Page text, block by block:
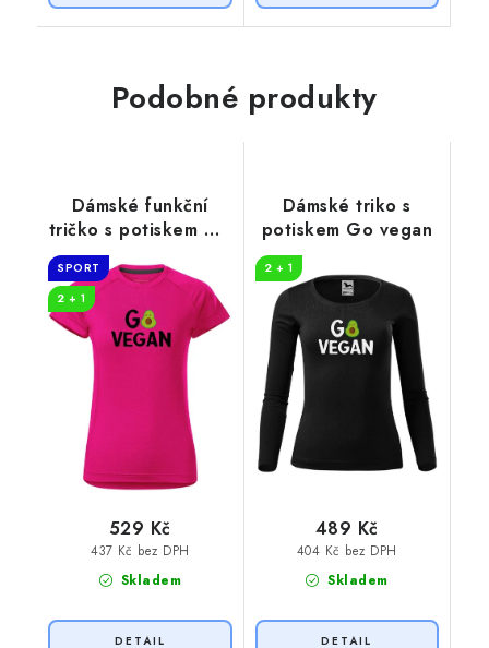
Podobné produkty
Dámské funkční
tričko s potiskem Go
SPORT
2 + 1
Skladem
437 Kč bez DPH
529 Kč
Dámské triko s
potiskem Go vegan
2 + 1
Skladem
404 Kč bez DPH
489 Kč